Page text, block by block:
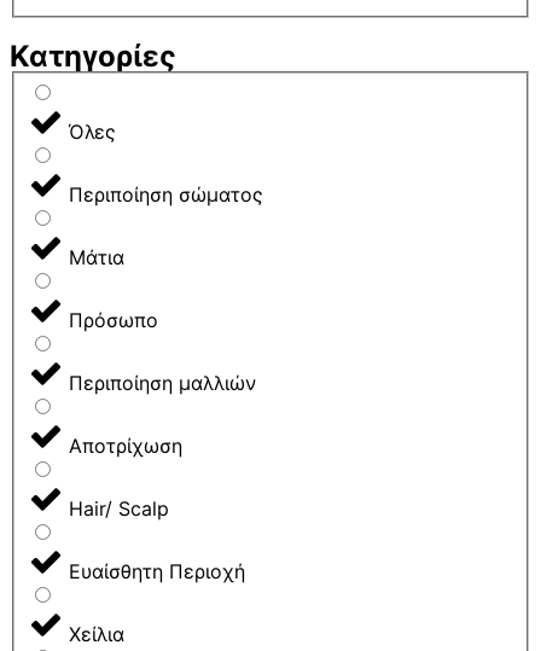
Κατηγορίες
Όλες
Περιποίηση σώματος
Μάτια
Πρόσωπο
Περιποίηση μαλλιών
Αποτρίχωση
Hair/ Scalp
Ευαίσθητη Περιοχή
Χείλια